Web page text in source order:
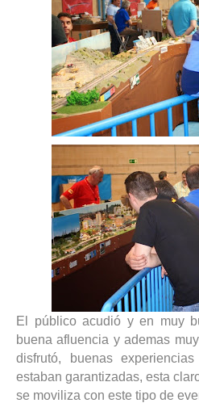
El público acudió y en muy
buena afluencia y ademas
disfrutó, buenas
estaban garantizadas, esta
se moviliza con este tipo de